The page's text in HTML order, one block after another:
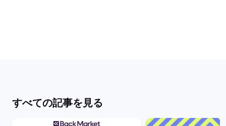
すべての記事を見る